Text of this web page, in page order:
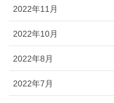
2022年11月
2022年10月
2022年8月
2022年7月